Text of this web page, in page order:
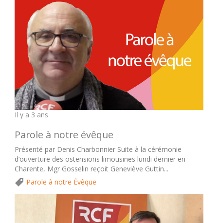
Il y a 3 ans
Parole à notre évêque
Présenté par Denis Charbonnier Suite à la cérémonie
d’ouverture des ostensions limousines lundi dernier en
Charente, Mgr Gosselin reçoit Geneviève Guttin...
Parole à notre Évêque